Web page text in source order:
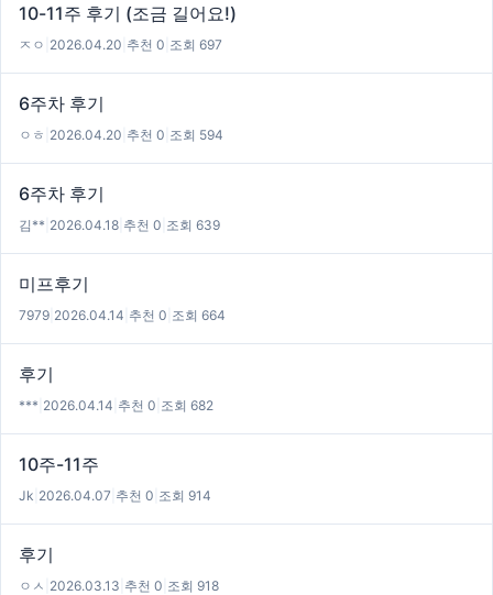
10-11주 후기 (조금 길어요!)
ㅈㅇ 2026.04.20 추천 0 조회 697
6주차 후기
ㅇㅎ 2026.04.20 추천 0 조회 594
6주차 후기
김** 2026.04.18 추천 0 조회 639
미프후기
7979 2026.04.14 추천 0 조회 664
후기
*** 2026.04.14 추천 0 조회 682
10주-11주
Jk 2026.04.07 추천 0 조회 914
후기
ㅇㅅ 2026.03.13 추천 0 조회 918